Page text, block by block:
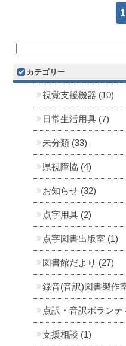
1
カテゴリー
視覚支援機器 (10)
日常生活用具 (7)
未分類 (33)
県視障協 (4)
お知らせ (32)
点字用具 (2)
点字図書出版室 (1)
図書館だより (27)
録音(音訳)図書製作
点訳・音訳ボラン
支援相談 (1)